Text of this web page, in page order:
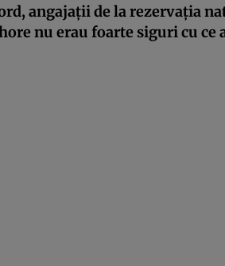
angajații de la rezervația
nu erau foarte siguri cu ce